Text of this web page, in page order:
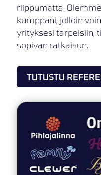
riippumatta.
kumppani, jolloin
yrityksesi tarpeisiin,
sopivan ratkaisun.
TUTUSTU